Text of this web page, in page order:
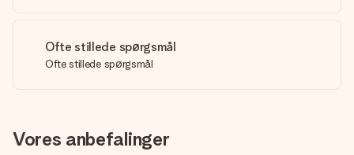
Ofte stillede spørgsmål
Ofte stillede spørgsmål
Vores anbefalinger